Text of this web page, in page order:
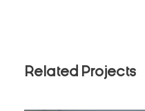
Related Projects